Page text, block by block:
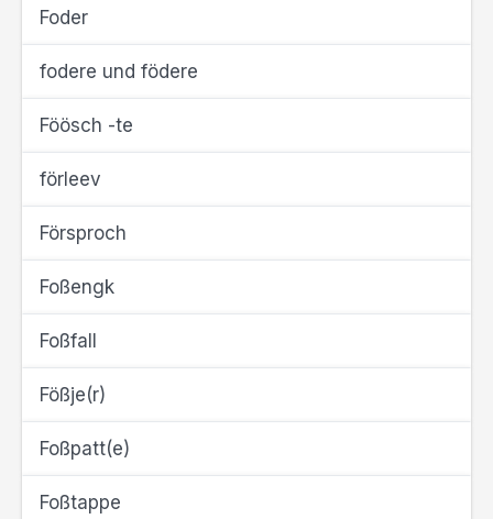
Foder
fodere und födere
Föösch -te
förleev
Försproch
Foßengk
Foßfall
Fößje(r)
Foßpatt(e)
Foßtappe